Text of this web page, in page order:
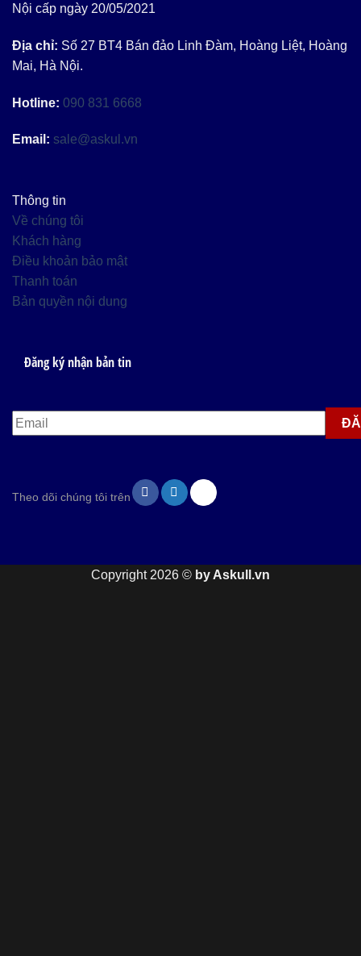
Nội cấp ngày 20/05/2021
Địa chỉ: Số 27 BT4 Bán đảo Linh Đàm, Hoàng Liệt, Hoàng
Mai, Hà Nội.
Hotline: 090 831 6668
Email: sale@askul.vn
Thông tin
Về chúng tôi
Khách hàng
Điều khoản bảo mật
Thanh toán
Bản quyền nội dung
Đăng ký nhận bản tin
Theo dõi chúng tôi trên
Copyright 2026 © by Askull.vn